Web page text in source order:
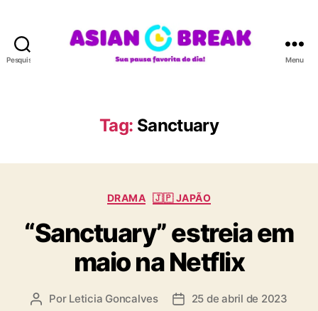
Pesquisar
A
N
R
A
Menu
Tag: Sanctuary
C
t
g
o
DRAMA 🇯🇵 JAPÃO
“Sanctuary” estreia em
maio na Netflix
A Por Leticia Goncalves
D 25 de abril de 2023